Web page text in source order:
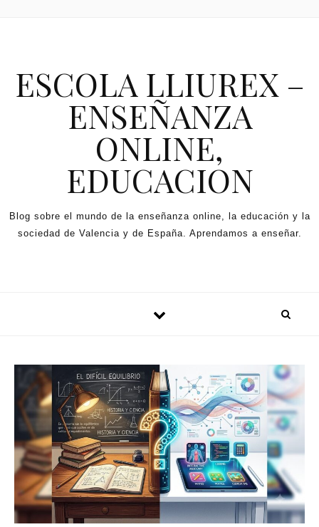
ESCOLA LLIUREX –
ENSEÑANZA
ONLINE,
EDUCACION
Blog sobre el mundo de la enseñanza online, la educación y la
sociedad de Valencia y de España. Aprendamos a enseñar.